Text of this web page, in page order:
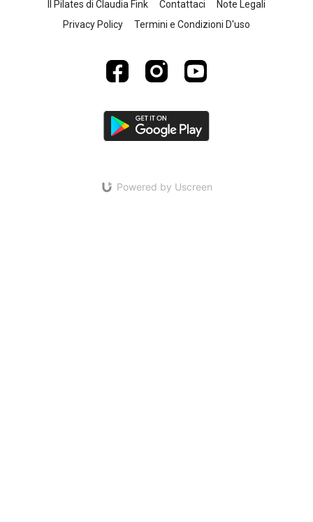
Il Pilates di Claudia Fink Contattaci
Note Legali
Privacy Policy
Termini e Condizioni D'uso
Powered by Uscreen